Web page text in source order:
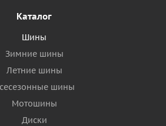
Каталог
Шины
Зимние шины
Летние шины
шины
Мотошины
Диски